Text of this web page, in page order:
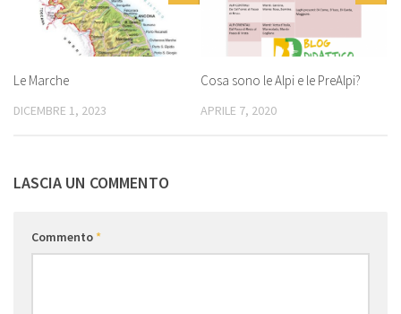
Le Marche
DICEMBRE 1, 2023
Cosa sono le Alpi e le PreAlpi?
APRILE 7, 2020
LASCIA UN COMMENTO
Commento*